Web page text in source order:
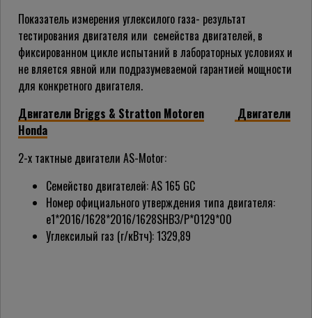
Показатель измерения углексилого газа- результат
тестирования двигателя или семейства двигателей, в
фиксированном цикле испытаний в лабораторных условиях и
не вляется явной или подразумеваемой гарантией мощности
для конкретного двигателя.
Двигатели Briggs & Stratton Motoren
Двигатели
Honda
2-х тактные двигатели AS-Motor:
Семейство двигателей: AS 165 GC
Номер официального утверждения типа двигателя:
e1*2016/1628*2016/1628SHB3/P*0129*00
Углексилый газ (г/кВтч): 1329,89